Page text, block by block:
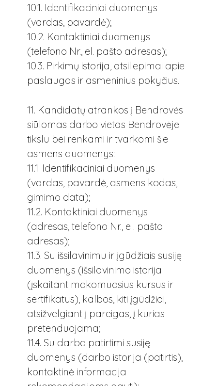
10.1. Identifikaciniai duomenys
(vardas, pavardė);
10.2. Kontaktiniai duomenys
(telefono Nr., el. pašto adresas);
10.3. Pirkimų istorija, atsiliepimai apie
paslaugas ir asmeninius pokyčius.
11. Kandidatų atrankos į Bendrovės
siūlomas darbo vietas Bendrovėje
tikslu bei renkami ir tvarkomi šie
asmens duomenys:
11.1. Identifikaciniai duomenys
(vardas, pavardė, asmens kodas,
gimimo data);
11.2. Kontaktiniai duomenys
(adresas, telefono Nr., el. pašto
adresas);
11.3. Su išsilavinimu ir įgūdžiais susiję
duomenys (išsilavinimo istorija
(įskaitant mokomuosius kursus ir
sertifikatus), kalbos, kiti įgūdžiai,
atsižvelgiant į pareigas, į kurias
pretenduojama;
11.4. Su darbo patirtimi susiję
duomenys (darbo istorija (patirtis),
kontaktinė informacija